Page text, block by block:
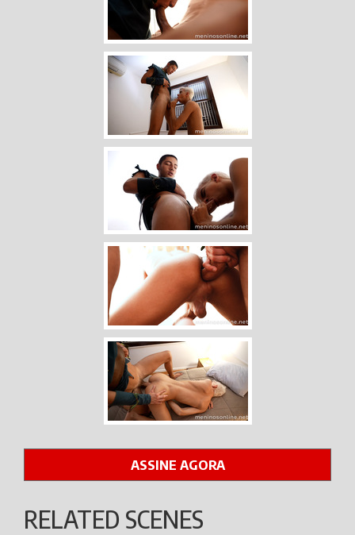
ASSINE AGORA
RELATED SCENES